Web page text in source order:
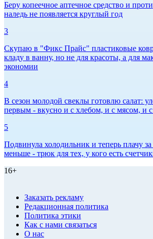
Беру копеечное аптечное средство и
наледь не появляется круглый год
3
Скупаю в "Фикс Прайс" пластиковые
кладу в ванну, но не для красоты, а для
экономии
4
В сезон молодой свеклы готовлю салат:
первым - вкусно и с хлебом, и с мясом, и
5
Подвинула холодильник и теперь плачу за
меньше - трюк для тех, у кого есть
16+
Заказать рекламу
Редакционная политика
Политика этики
Как с нами связаться
О нас